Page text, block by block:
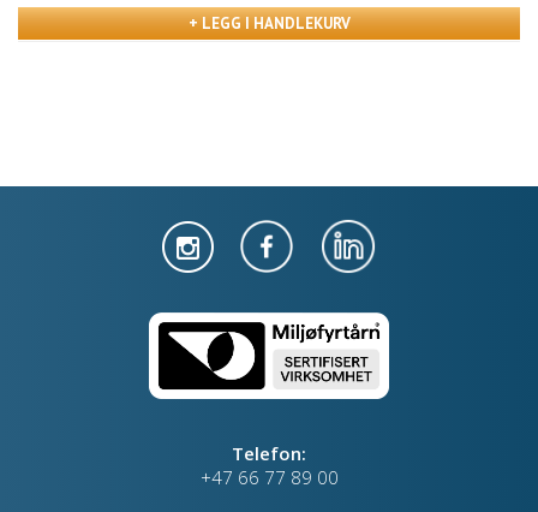
+ LEGG I HANDLEKURV
Telefon:
+47 66 77 89 00